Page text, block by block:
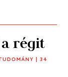
régit
| 34